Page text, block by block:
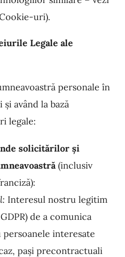
uri).
Legale ale
personale în
având la bază
legale:
solicitărilor și
(inclusiv
Interesul nostru legitim
de a comunica
interesate
pași precontractuali